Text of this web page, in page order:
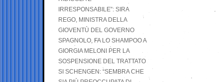
IRRESPONSABILE”: SIRA
REGO, MINISTRA DELLA
GIOVENTÙ DEL GOVERNO
SPAGNOLO, FA LO SHAMPOO A
GIORGIA MELONI PER LA
SOSPENSIONE DEL TRATTATO
SI SCHENGEN: “SEMBRA CHE